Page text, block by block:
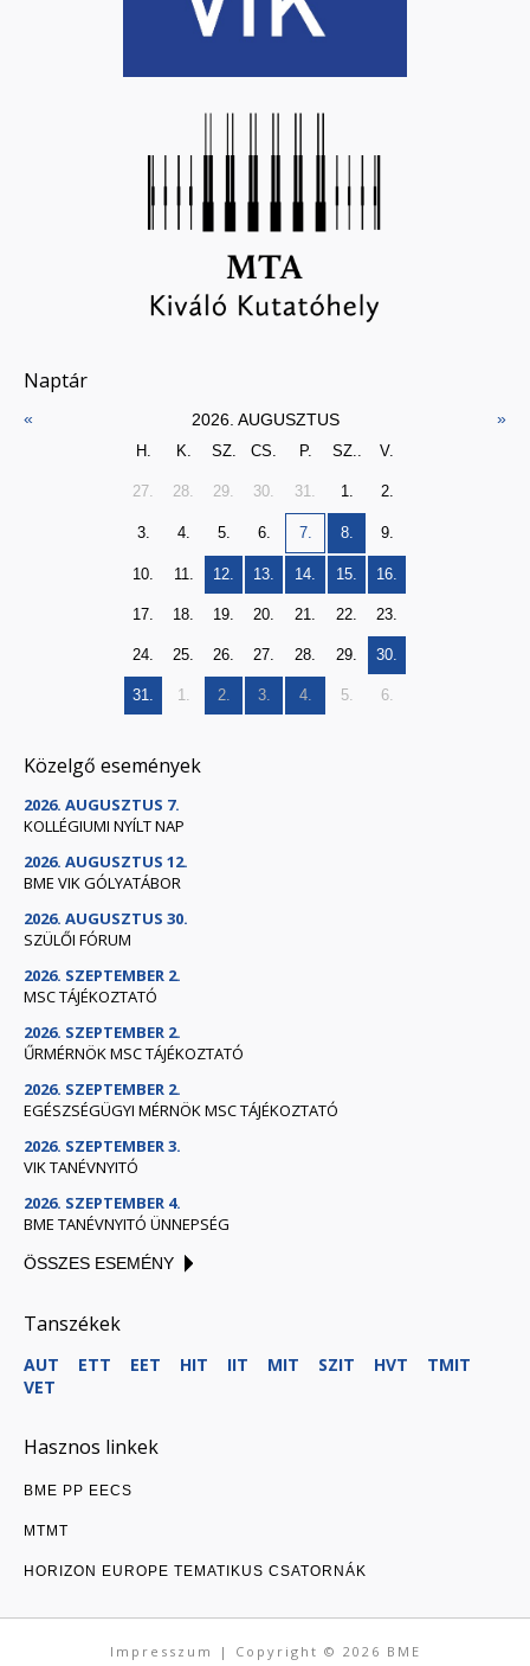
Naptár
« 2026. AUGUSZTUS »
H. K. SZ. CS. P. SZ.. V.
27. 28. 29. 30. 31. 1. 2.
3. 4. 5. 6. 7. 8. 9.
10. 11. 12. 13. 14. 15. 16.
17. 18. 19. 20. 21. 22. 23.
24. 25. 26. 27. 28. 29. 30.
31. 1. 2. 3. 4. 5. 6.
Közelgő események
2026. AUGUSZTUS 7.
KOLLÉGIUMI NYÍLT NAP
2026. AUGUSZTUS 12.
BME VIK GÓLYATÁBOR
2026. AUGUSZTUS 30.
SZÜLŐI FÓRUM
2026. SZEPTEMBER 2.
MSC TÁJÉKOZTATÓ
2026. SZEPTEMBER 2.
ŰRMÉRNÖK MSC TÁJÉKOZTATÓ
2026. SZEPTEMBER 2.
EGÉSZSÉGÜGYI MÉRNÖK MSC TÁJÉKOZTATÓ
2026. SZEPTEMBER 3.
VIK TANÉVNYITÓ
2026. SZEPTEMBER 4.
BME TANÉVNYITÓ ÜNNEPSÉG
ÖSSZES ESEMÉNY
Tanszékek
AUT ETT EET HIT IIT MIT SZIT HVT
TMIT
VET
Hasznos linkek
BME PP EECS
MTMT
HORIZON EUROPE TEMATIKUS CSATORNÁK
Impresszum | Copyright © 2026 BME